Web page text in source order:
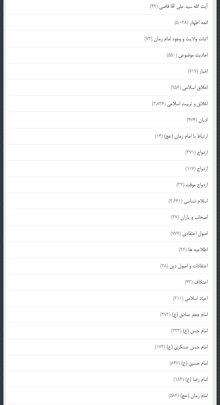
آیت الله سید علی آقا قاضی (42)
ائمه اطهار (5,038)
اثبات ولایت و وجود امام زمان(73)
احادیث موضوعی (550)
اخبار (717)
اخلاق اسلامی (956)
اخلاق و تربیت اسلامی (2,836)
ادیان(474)
ارتباط با امام زمان (عج)(14)
ازدواج (371)
ازدواج (117)
ازدواج موقت (32)
اسلام شناسی (2,661)
اصحاب و یاران(37)
اصول اعتقادی (777)
اطلاعیه ها (26)
اعتقادات و اصول دین (28)
اعتکاف (43)
اعیاد اسلامی (211)
امام جعفر صادق (ع)(372)
امام حسن (ع)(233)
امام حسن عسکری (ع)(172)
امام حسین (ع)(847)
امام رضا (ع)(182)
امام زمان (عج)(583)